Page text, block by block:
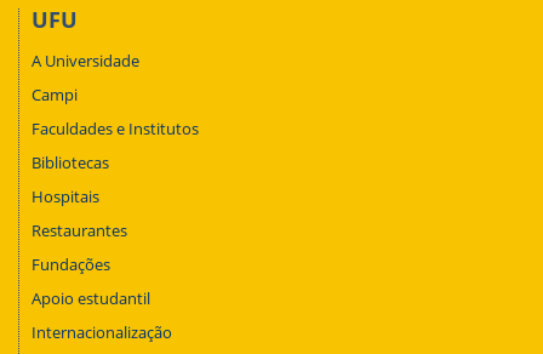
UFU
A Universidade
Campi
Faculdades e Institutos
Bibliotecas
Hospitais
Restaurantes
Fundações
Apoio estudantil
Internacionalização